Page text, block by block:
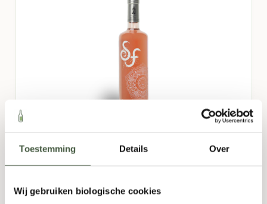
Toestemming Details Over
Wij gebruiken biologische cookies
San Dionisio Rosado
Monastrell